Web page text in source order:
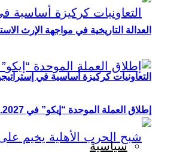
التعاونيات كركيزة أساسية في
العدالة التاريخية في مواجهة الإرث
إطلاق العملة الموحدة “إيكو” في 2027.. “إيكواس” تمضي قدمًا دون انتظار
سياسية